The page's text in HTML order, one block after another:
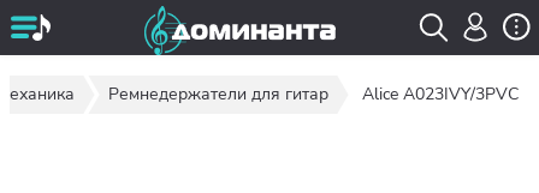
Ремнедержатели для гитар Alice A023IVY/3PVC